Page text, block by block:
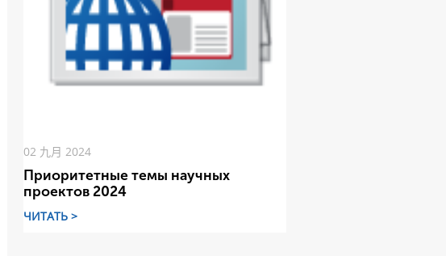
02 九月 2024
Приоритетные темы научных
проектов 2024
ЧИТАТЬ >